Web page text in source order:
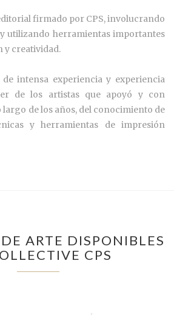
firmado por CPS, involucrando
utilizando herramientas importantes
y creatividad.
de intensa experiencia y experiencia
de los artistas que apoyó y con
largo de los años, del conocimiento de
y herramientas de impresión
ARTE DISPONIBLES
CPS